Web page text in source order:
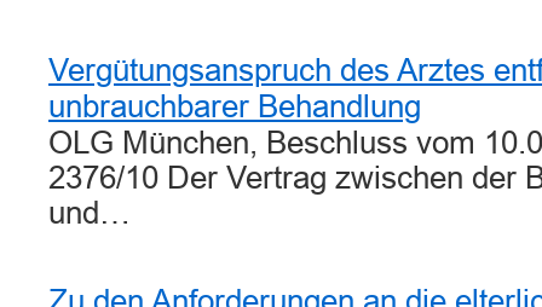
Vergütungsanspruch des Arztes
unbrauchbarer Behandlung
OLG München, Beschluss vom
2376/10 Der Vertrag zwischen der
und…